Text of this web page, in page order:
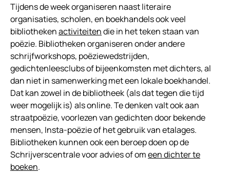
Tijdens de week organiseren naast literaire
organisaties, scholen, en boekhandels ook veel
bibliothekenactiviteitendie in het teken staan van
poëzie. Bibliotheken organiseren onder andere
schrijfworkshops, poëziewedstrijden,
gedichtenleesclubs of bijeenkomsten met dichters, al
dan niet in samenwerking met een lokale boekhandel.
Dat kan zowel in de bibliotheek (als dat tegen die tijd
weer mogelijk is) als online. Te denken valt ook aan
straatpoëzie, voorlezen van gedichten door bekende
mensen, Insta-poëzie of het gebruik van etalages.
Bibliotheken kunnen ook een beroep doen op de
Schrijverscentrale voor advies of omeen dichter te
boeken.